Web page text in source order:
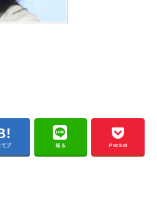
てブ 送る Pocket